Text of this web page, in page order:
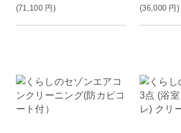
(71,100 円)
(36,000 円)